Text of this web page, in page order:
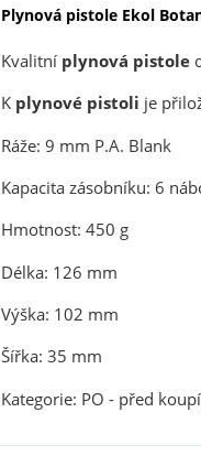
Plynová pistole Ekol
Kvalitní plynová pistole
Kplynové pistoli je
Ráže: 9 mm P.A. Blank
Kapacita zásobníku: 6
Hmotnost: 450 g
Délka: 126 mm
Výška: 102 mm
Šířka: 35 mm
Kategorie: PO - před